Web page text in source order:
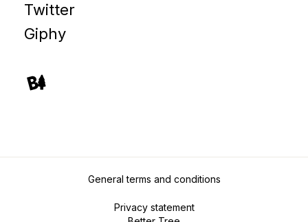
Twitter
Giphy
General terms and conditions
Privacy statement